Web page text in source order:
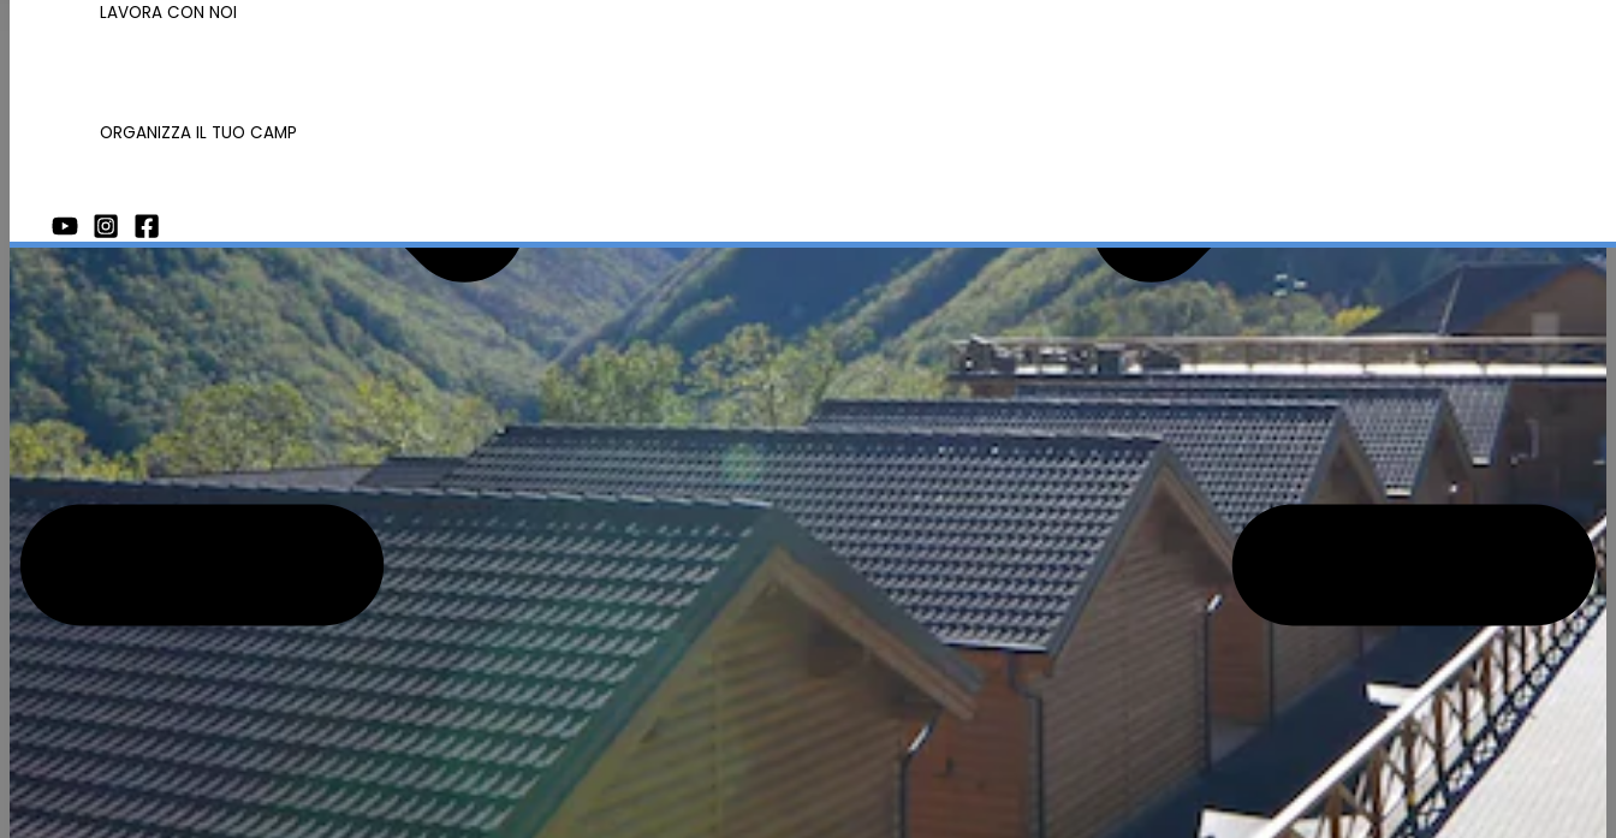
LAVORA CON NOI
ORGANIZZA IL TUO CAMP